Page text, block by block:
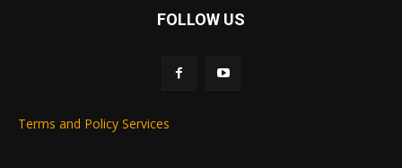
FOLLOW US
Terms and Policy Services